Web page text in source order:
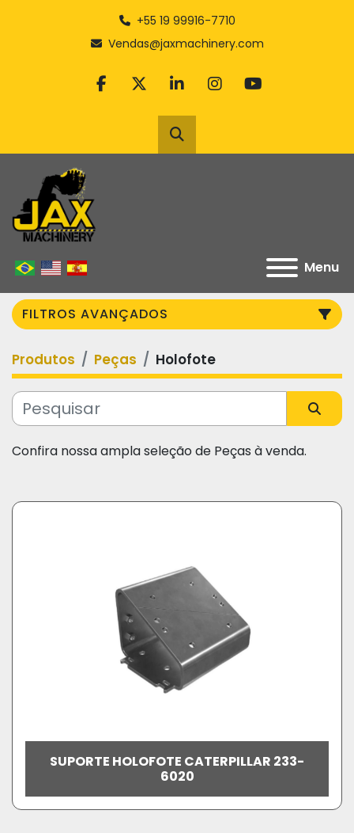
+55 19 99916-7710
Vendas@jaxmachinery.com
facebook
twitterlinkedininstagram
youtube
Pesquisar
Menu
FILTROS AVANÇADOS
Categoria
Fabricante
Produtos Peças Holofote
Confira nossa ampla seleção de Peças à venda.
SUPORTE HOLOFOTE CATERPILLAR 233-
6020